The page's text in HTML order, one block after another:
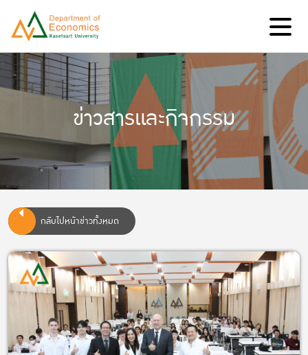
ข่าวสารและกิจกรรม
กลับไปหน้าข่าวทั้งหมด